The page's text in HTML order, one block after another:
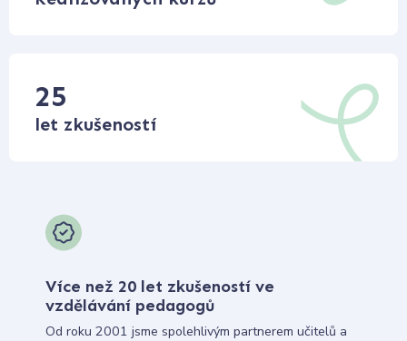
25
let zkušeností
Více než 20 let zkušeností ve
vzdělávání pedagogů
Od roku 2001 jsme spolehlivým partnerem učitelů a